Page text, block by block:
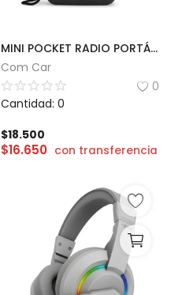
MINI POCKET RADIO PORTÁTIL AM/FM
Com Car
0
Cantidad: 0
$18.500
$16.650 con transferencia